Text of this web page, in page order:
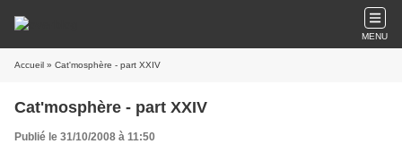
MENU
Accueil » Cat'mosphère - part XXIV
Cat'mosphère - part XXIV
Publié le 31/10/2008 à 11:50